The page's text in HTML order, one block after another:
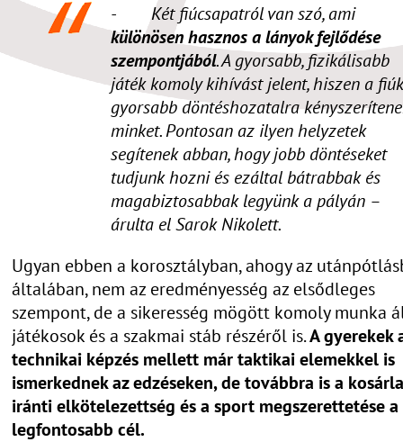
- Két fiúcsapatról van szó, ami
különösen hasznos a lányok fejlődése
szempontjából. A gyorsabb, fizikálisabb
játék komoly kihívást jelent, hiszen a fiúk
gyorsabb döntéshozatalra
minket. Pontosan az ilyen helyzetek
segítenek abban, hogy jobb döntéseket
tudjunk hozni és ezáltal bátrabbak és
magabiztosabbak legyünk a pályán –
árulta el Sarok Nikolett.
Ugyan ebben a korosztályban, ahogy az
általában, nem az eredményesség az elsődleges
szempont, de a sikeresség mögött komoly munka
játékosok és a szakmai stáb részéről is.A gyerekek
technikai képzés mellett már taktikai elemekkel is
ismerkednek az edzéseken, de továbbra is a
iránti elkötelezettség és a sport megszerettetése a
legfontosabb cél.